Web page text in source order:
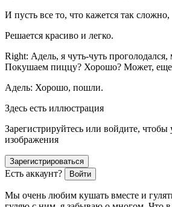
И пусть все то, что кажется так сложно,
Решается красиво и легко.
Right: Адель, я чуть-чуть
Покушаем пиццу? Хорошо? Может, еще
Адель: Хорошо, пошли.
Здесь есть иллюстрация
Зарегистрируйтесь или войдите, чтобы
изображения
Зарегистрироваться
Есть аккаунт? Войти
Мы очень любим кушать вместе и